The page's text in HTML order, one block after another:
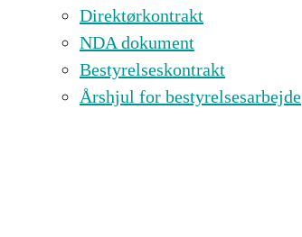
Direktørkontrakt
NDA dokument
Bestyrelseskontrakt
Årshjul for bestyrelsesarbejde